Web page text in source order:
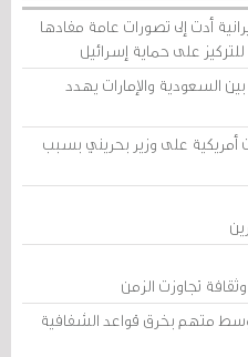
أدت إلى تصورات عامة مفادها
على حماية إسرائيل
السعودية والإمارات يهدد
على وزير بحريني بسبب
تجاوزت الزمن
متهم بخرق قواعد الشفافية